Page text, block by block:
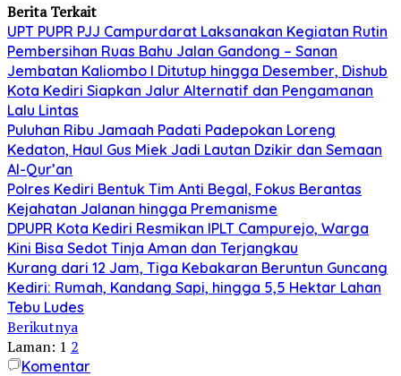
Berita Terkait
UPT PUPR PJJ Campurdarat Laksanakan Kegiatan Rutin
Pembersihan Ruas Bahu Jalan Gandong – Sanan
Jembatan Kaliombo I Ditutup hingga Desember, Dishub
Kota Kediri Siapkan Jalur Alternatif dan Pengamanan
Lalu Lintas
Puluhan Ribu Jamaah Padati Padepokan Loreng
Kedaton, Haul Gus Miek Jadi Lautan Dzikir dan Semaan
Al-Qur’an
Polres Kediri Bentuk Tim Anti Begal, Fokus Berantas
Kejahatan Jalanan hingga Premanisme
DPUPR Kota Kediri Resmikan IPLT Campurejo, Warga
Kini Bisa Sedot Tinja Aman dan Terjangkau
Kurang dari 12 Jam, Tiga Kebakaran Beruntun Guncang
Kediri: Rumah, Kandang Sapi, hingga 5,5 Hektar Lahan
Tebu Ludes
Berikutnya
Laman: 1 2
Komentar